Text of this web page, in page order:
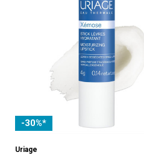
-30%*
Uriage